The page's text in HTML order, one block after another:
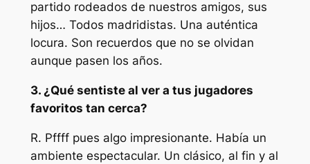
partido rodeados de nuestros amigos, sus
hijos… Todos madridistas. Una auténtica
locura. Son recuerdos que no se olvidan
aunque pasen los años.
3. ¿Qué sentiste al ver a tus jugadores
favoritos tan cerca?
R. Pffff pues algo impresionante. Había un
ambiente espectacular. Un clásico, al fin y al